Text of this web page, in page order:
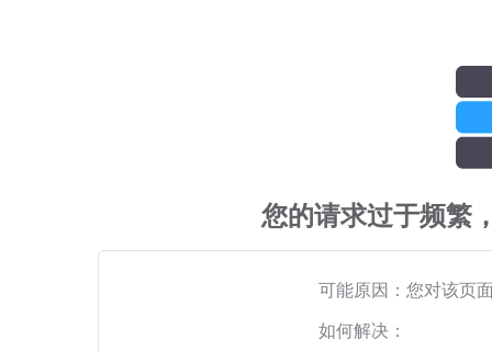
您的请求过于频繁
可能原因：您对该页
如何解决：